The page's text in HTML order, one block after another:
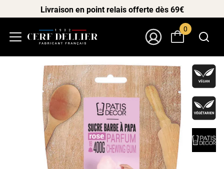
Livraison en point relais offerte dès 69€
0